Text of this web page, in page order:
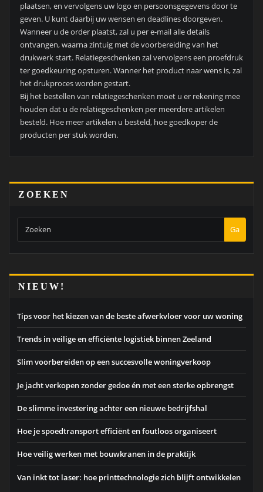
plaatsen, en vervolgens uw logo en persoonsgegevens door te
geven. U kunt daarbij uw wensen en deadlines doorgeven.
Wanneer u de order plaatst, zal u per e-mail alle details
ontvangen, waarna zintuig met de voorbereiding van het
drukwerk start. Relatiegeschenken zal vervolgens een proefdruk
ter goedkeuring opsturen. Wanner het product naar wens is, zal
het drukproces worden gestart.
Bij het bestellen van relatiegeschenken moet u er rekening mee
houden dat u de relatiegeschenken per meerdere artikelen
besteld. Hoe meer artikelen u besteld, hoe goedkoper de
producten per stuk worden.
ZOEKEN
Ga
NIEUW!
Tips voor het kiezen van de beste afwerkvloer voor uw woning
Trends in veilige en efficiënte logistiek binnen Zeeland
Slim voorbereiden op een succesvolle woningverkoop
Je jacht verkopen zonder gedoe én met een sterke opbrengst
De slimme investering achter een nieuwe bedrijfshal
Hoe je spoedtransport efficiënt en foutloos organiseert
Hoe veilig werken met bouwkranen in de praktijk
Van inkt tot laser: hoe printtechnologie zich blijft ontwikkelen